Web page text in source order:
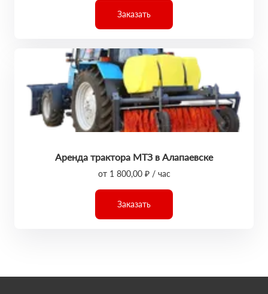
Заказать
Аренда трактора МТЗ в Алапаевске
от 1 800,00 ₽ / час
Заказать